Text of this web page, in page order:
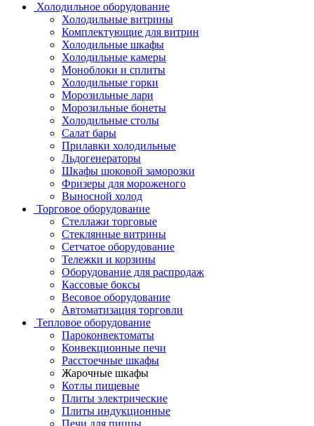
Холодильное оборудование
Холодильные витрины
Комплектующие для витрин
Холодильные шкафы
Холодильные камеры
Моноблоки и сплиты
Холодильные горки
Морозильные лари
Морозильные бонеты
Холодильные столы
Салат бары
Прилавки холодильные
Льдогенераторы
Шкафы шоковой заморозки
Фризеры для мороженого
Выносной холод
Торговое оборудование
Стеллажи торговые
Стеклянные витрины
Сетчатое оборудование
Тележки и корзины
Оборудование для распродаж
Кассовые боксы
Весовое оборудование
Автоматизация торговли
Тепловое оборудование
Пароконвектоматы
Конвекционные печи
Расстоечные шкафы
Жарочные шкафы
Котлы пищевые
Плиты электрические
Плиты индукционные
Печи для пиццы